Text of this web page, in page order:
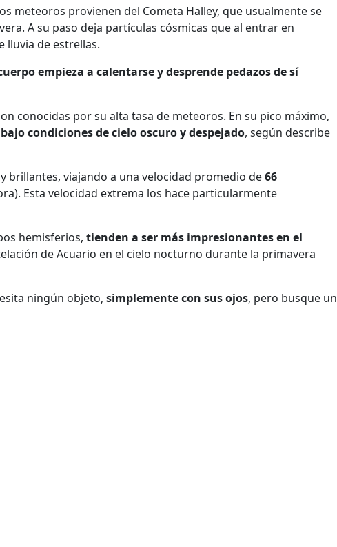
meteoros provienen del Cometa Halley, que usualmente se
A su paso deja partículas cósmicas que al entrar en
lluvia de estrellas.
empieza a calentarse y desprende pedazos de sí
conocidas por su alta tasa de meteoros. En su pico máximo,
condiciones de cielo oscuro y despejado, según describe
brillantes, viajando a una velocidad promedio de66
Esta velocidad extrema los hace particularmente
hemisferios, tienden a ser más impresionantes en el
de Acuario en el cielo nocturno durante la primavera
ningún objeto, simplemente con sus ojos, pero busque un